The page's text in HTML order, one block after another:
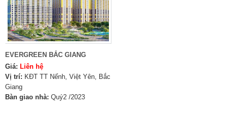
EVERGREEN BẮC GIANG
Giá: Liên hệ
Vị trí: KĐT TT Nếnh, Việt Yên, Bắc
Giang
Bàn giao nhà: Quý2 /2023